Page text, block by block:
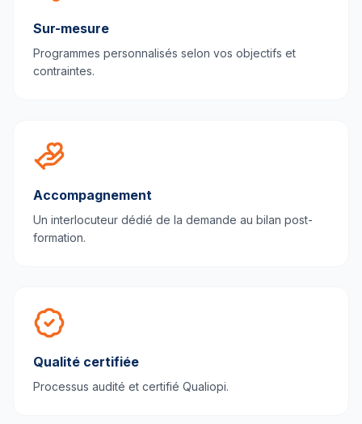
Sur-mesure
Programmes personnalisés selon vos objectifs et
contraintes.
Accompagnement
Un interlocuteur dédié de la demande au bilan post-
formation.
Qualité certifiée
Processus audité et certifié Qualiopi.